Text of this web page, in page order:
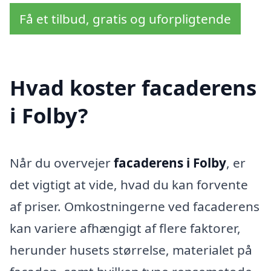
Få et tilbud, gratis og uforpligtende
Hvad koster facaderens
i Folby?
Når du overvejerfacaderens i Folby, er
det vigtigt at vide, hvad du kan forvente
af priser. Omkostningerne ved facaderens
kan variere afhængigt af flere faktorer,
herunder husets størrelse, materialet på